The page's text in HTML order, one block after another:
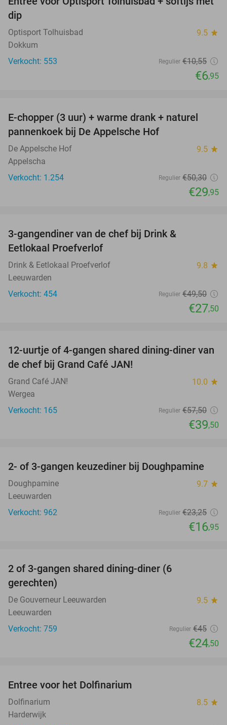
34%
dip
Optisport Tolhuisbad 9.5 star
Dokkum
Verkocht: 553
Regulier €10,55
€6,95
40%
E-chopper (3 uur) + warme drank + naturel
pannenkoek bij De Appelsche Hof
De Appelsche Hof 9.5 star
Appelscha
Verkocht: 1.254
Regulier €50,30
€29,95
3-gangendiner van de chef bij Drink &
Eetlokaal Proefverlof
Drink & Eetlokaal Proefverlof 9.8 star
Leeuwarden
Verkocht: 454
Regulier €49,50
€27,50
31%
12-uurtje of 4-gangen shared dining-diner van
de chef bij Grand Café JAN!
Grand Café JAN! 10.0 star
Wergea
Verkocht: 165
Regulier €57,50
€39,50
27%
2- of 3-gangen keuzediner bij Doughpamine
Doughpamine 9.7 star
Leeuwarden
Verkocht: 962
Regulier €23,25
€16,95
2 of 3-gangen shared dining-diner (6
gerechten)
De Gouverneur Leeuwarden 9.5 star
Leeuwarden
Verkocht: 759
Regulier €45
€24,50
Entree voor het Dolfinarium
Dolfinarium 8.5 star
Harderwijk